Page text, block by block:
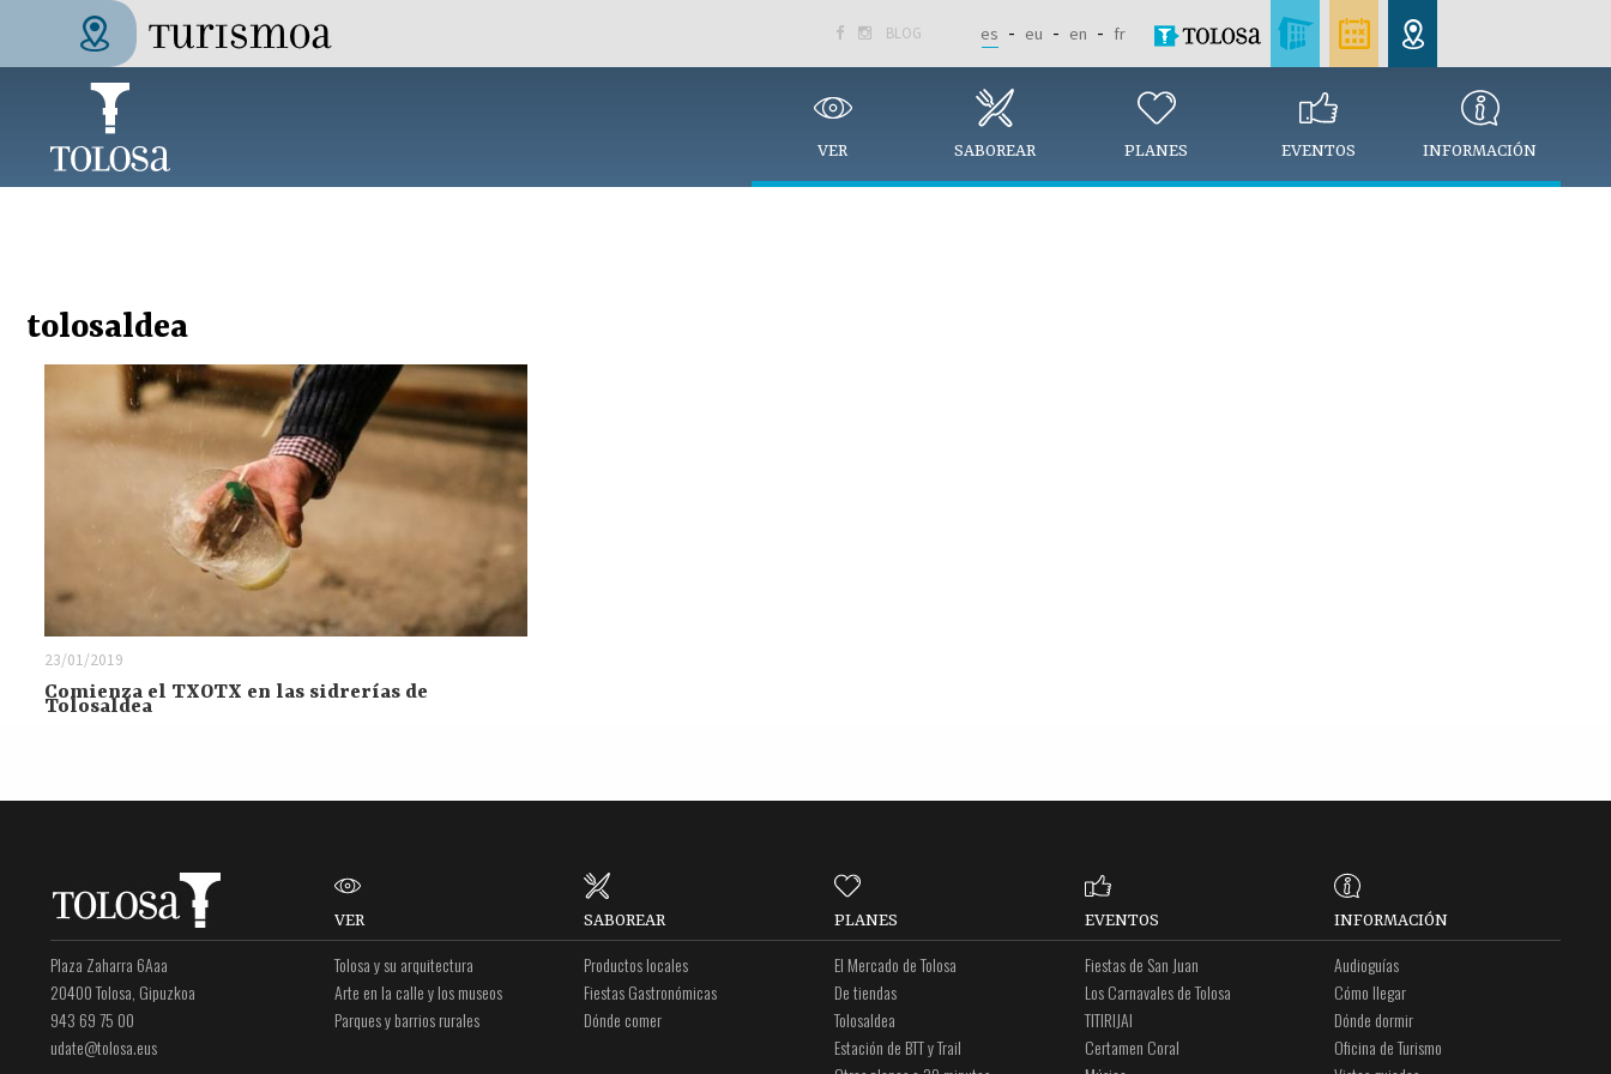
Pasar al contenido principal
Tolosa Turismoa
  BLOG es eu en fr
VER SABOREAR PLANES EVENTOS INFORMACIÓN
tolosaldea
23/01/2019
Comienza el TXOTX en las sidrerías de
Tolosaldea
VER
Tolosa y su arquitectura
Arte en la calle y los museos
Parques y barrios rurales
SABOREAR
Productos locales
Fiestas Gastronómicas
Dónde comer
PLANES
El Mercado de Tolosa
De tiendas
Tolosaldea
Estación de BTT y Trail
EVENTOS
Fiestas de San Juan
Los Carnavales de Tolosa
TITIRIJAI
Certamen Coral
INFORMACIÓN
Audioguías
Cómo llegar
Dónde dormir
Oficina de Turismo
Plaza Zaharra 6Aaa
20400 Tolosa, Gipuzkoa
943 69 75 00
udate@tolosa.eus